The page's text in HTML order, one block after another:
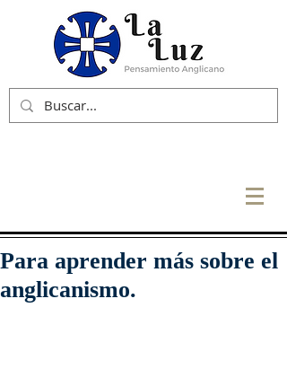
Para aprender más sobre el
anglicanismo.